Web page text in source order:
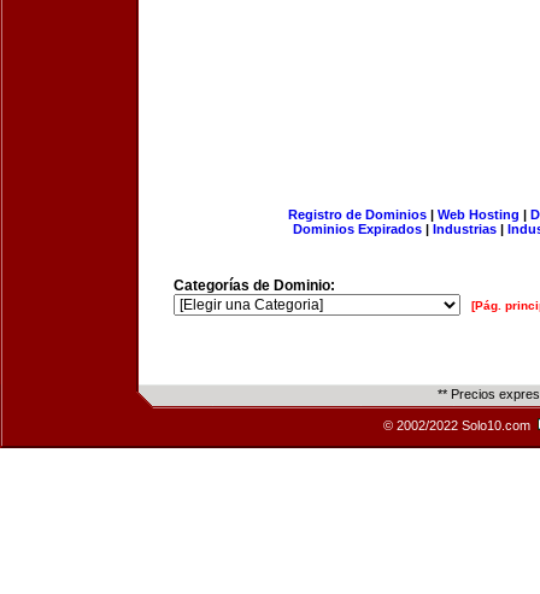
Registro de Dominios| Web Hosting |
Dominios Expirados | Industrias |
Categorías de Dominio:
[Pág.
** Precios
© 2002/2022 Solo10.com